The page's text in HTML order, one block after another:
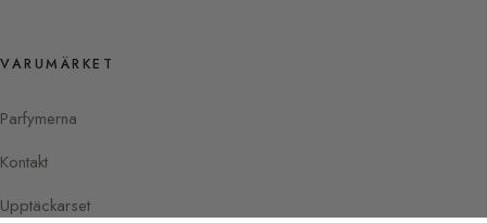
VARUMÄRKET
Parfymerna
Kontakt
Upptäckarset